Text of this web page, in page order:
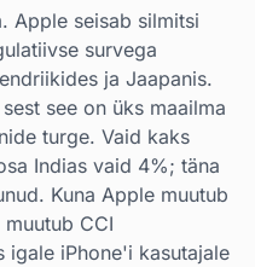
Apple seisab silmitsi
survega
ja Jaapanis.
see on üks maailma
turge. Vaid kaks
Indias vaid 4%; täna
Kuna Apple muutub
CCI
igale iPhone'i kasutajale